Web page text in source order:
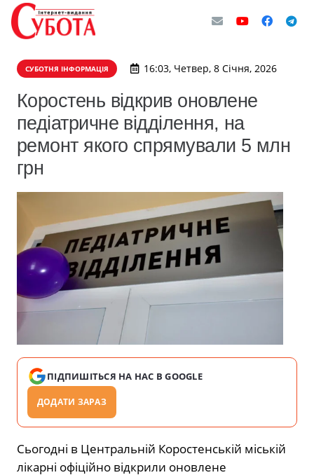
СУБОТНЯ ІНФОРМАЦІЯ 16:03, Четвер, 8 Січня, 2026
Коростень відкрив оновлене
педіатричне відділення, на
ремонт якого спрямували 5 млн
грн
ПІДПИШІТЬСЯ НА НАС В GOOGLE
ДОДАТИ ЗАРАЗ
Сьогодні в Центральній Коростенській міській
лікарні офіційно відкрили оновлене